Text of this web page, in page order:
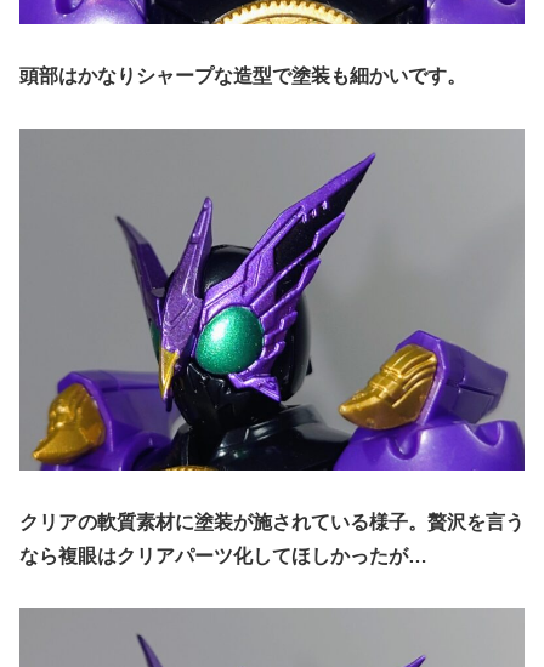
頭部はかなりシャープな造型で塗装も細かいです。
クリアの軟質素材に塗装が施されている様子。贅沢を言う
なら複眼はクリアパーツ化してほしかったが…